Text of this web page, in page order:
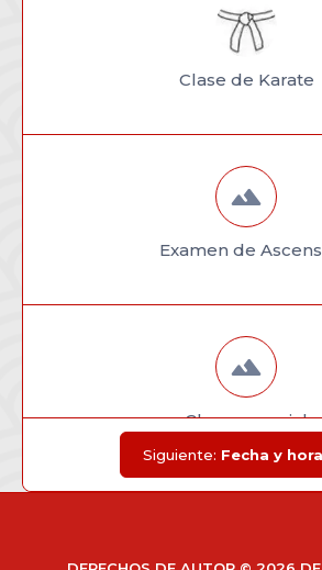
Clase de Karate
Examen de
Clase especial
Siguiente: Fecha y hora